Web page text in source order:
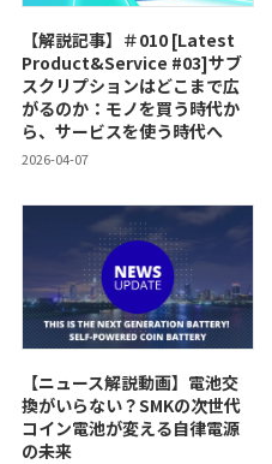
【解説記事】＃010 [Latest
Product&Service #03]サブ
スクリプションはどこまで広
がるのか：モノを買う時代か
ら、サービスを使う時代へ
2026-04-07
【ニュース解説動画】電池交
換がいらない？SMKの次世代
コイン電池が変える自律電源
の未来